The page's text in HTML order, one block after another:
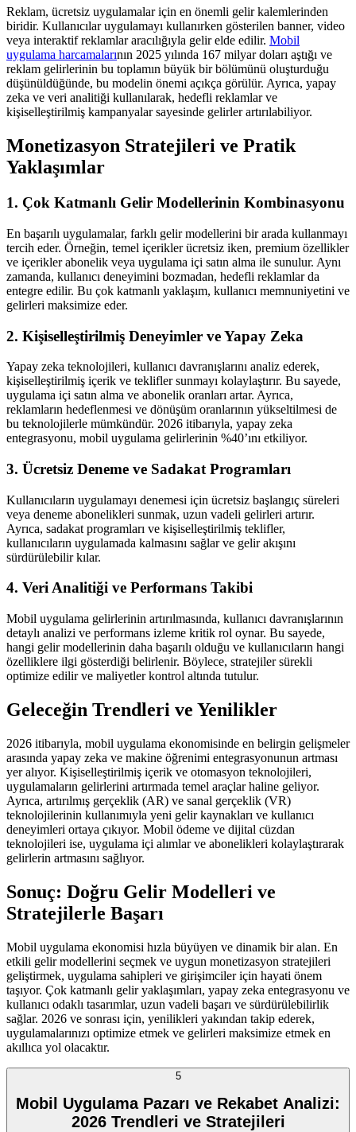
Reklam, ücretsiz uygulamalar için en önemli gelir kalemlerinden
biridir. Kullanıcılar uygulamayı kullanırken gösterilen banner, video
veya interaktif reklamlar aracılığıyla gelir elde edilir. Mobil
uygulama harcamalarının 2025 yılında 167 milyar doları aştığı ve
reklam gelirlerinin bu toplamın büyük bir bölümünü oluşturduğu
düşünüldüğünde, bu modelin önemi açıkça görülür. Ayrıca, yapay
zeka ve veri analitiği kullanılarak, hedefli reklamlar ve
kişiselleştirilmiş kampanyalar sayesinde gelirler artırılabiliyor.
Monetizasyon Stratejileri ve Pratik
Yaklaşımlar
1. Çok Katmanlı Gelir Modellerinin Kombinasyonu
En başarılı uygulamalar, farklı gelir modellerini bir arada kullanmayı
tercih eder. Örneğin, temel içerikler ücretsiz iken, premium özellikler
ve içerikler abonelik veya uygulama içi satın alma ile sunulur. Aynı
zamanda, kullanıcı deneyimini bozmadan, hedefli reklamlar da
entegre edilir. Bu çok katmanlı yaklaşım, kullanıcı memnuniyetini ve
gelirleri maksimize eder.
2. Kişiselleştirilmiş Deneyimler ve Yapay Zeka
Yapay zeka teknolojileri, kullanıcı davranışlarını analiz ederek,
kişiselleştirilmiş içerik ve teklifler sunmayı kolaylaştırır. Bu sayede,
uygulama içi satın alma ve abonelik oranları artar. Ayrıca,
reklamların hedeflenmesi ve dönüşüm oranlarının yükseltilmesi de
bu teknolojilerle mümkündür. 2026 itibarıyla, yapay zeka
entegrasyonu, mobil uygulama gelirlerinin %40’ını etkiliyor.
3. Ücretsiz Deneme ve Sadakat Programları
Kullanıcıların uygulamayı denemesi için ücretsiz başlangıç süreleri
veya deneme abonelikleri sunmak, uzun vadeli gelirleri artırır.
Ayrıca, sadakat programları ve kişiselleştirilmiş teklifler,
kullanıcıların uygulamada kalmasını sağlar ve gelir akışını
sürdürülebilir kılar.
4. Veri Analitiği ve Performans Takibi
Mobil uygulama gelirlerinin artırılmasında, kullanıcı davranışlarının
detaylı analizi ve performans izleme kritik rol oynar. Bu sayede,
hangi gelir modellerinin daha başarılı olduğu ve kullanıcıların hangi
özelliklere ilgi gösterdiği belirlenir. Böylece, stratejiler sürekli
optimize edilir ve maliyetler kontrol altında tutulur.
Geleceğin Trendleri ve Yenilikler
2026 itibarıyla, mobil uygulama ekonomisinde en belirgin gelişmeler
arasında yapay zeka ve makine öğrenimi entegrasyonunun artması
yer alıyor. Kişiselleştirilmiş içerik ve otomasyon teknolojileri,
uygulamaların gelirlerini artırmada temel araçlar haline geliyor.
Ayrıca, artırılmış gerçeklik (AR) ve sanal gerçeklik (VR)
teknolojilerinin kullanımıyla yeni gelir kaynakları ve kullanıcı
deneyimleri ortaya çıkıyor. Mobil ödeme ve dijital cüzdan
teknolojileri ise, uygulama içi alımlar ve abonelikleri kolaylaştırarak
gelirlerin artmasını sağlıyor.
Sonuç: Doğru Gelir Modelleri ve
Stratejilerle Başarı
Mobil uygulama ekonomisi hızla büyüyen ve dinamik bir alan. En
etkili gelir modellerini seçmek ve uygun monetizasyon stratejileri
geliştirmek, uygulama sahipleri ve girişimciler için hayati önem
taşıyor. Çok katmanlı gelir yaklaşımları, yapay zeka entegrasyonu ve
kullanıcı odaklı tasarımlar, uzun vadeli başarı ve sürdürülebilirlik
sağlar. 2026 ve sonrası için, yenilikleri yakından takip ederek,
uygulamalarınızı optimize etmek ve gelirleri maksimize etmek en
akıllıca yol olacaktır.
5
Mobil Uygulama Pazarı ve Rekabet Analizi:
2026 Trendleri ve Stratejileri